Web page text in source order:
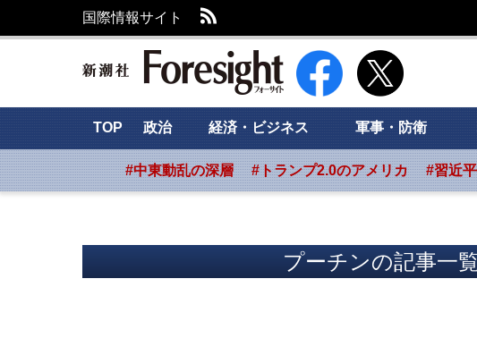
国際情報サイト
新潮社 Foresight フォーサイト
TOP 政治 経済・ビジネス 軍事・防衛
#中東動乱の深層 #トランプ2.0のアメリカ #習近
プーチンの記事一